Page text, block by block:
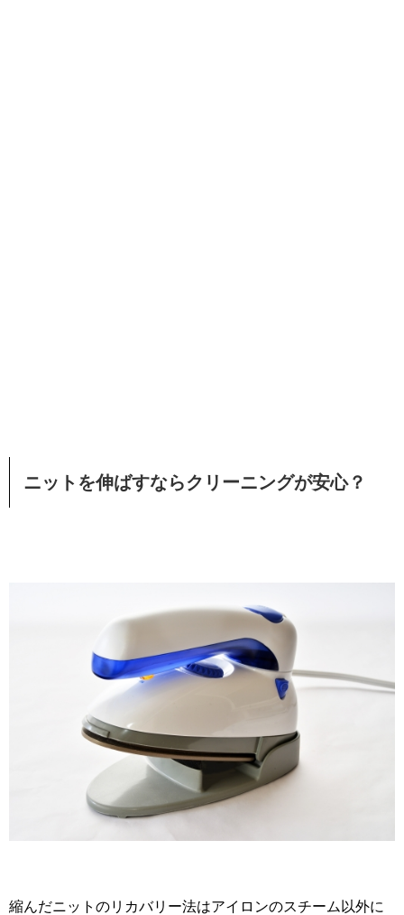
ニットを伸ばすならクリーニングが安心？
縮んだニットのリカバリー法はアイロンのスチーム以外に